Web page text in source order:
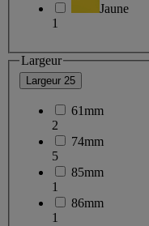
Jaune
1
Largeur
Largeur 25
61mm
2
74mm
5
85mm
1
86mm
1